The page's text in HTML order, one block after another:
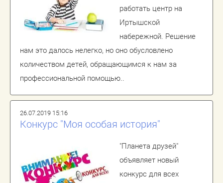
работать центр на
Иртышской
набережной. Решение
нам это далось нелегко, но оно обусловлено
количеством детей, обращающимся к нам за
профессиональной помощью..
26.07.2019 15:16
Конкурс "Моя особая история"
"Планета друзей"
объявляет новый
конкурс для всех